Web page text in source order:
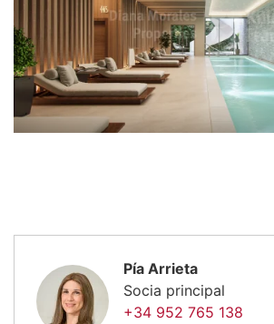
Pía Arrieta
Socia principal
+34 952 765 138